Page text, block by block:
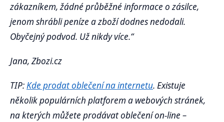
zákazníkem, žádné průběžné informace o zásilce,
jenom shrábli peníze a zboží dodnes nedodali.
Obyčejný podvod. Už nikdy více.“
Jana, Zbozi.cz
TIP:Kde prodat oblečení na internetu. Existuje
několik populárních platforem a webových stránek,
na kterých můžete prodávat oblečení on-line –